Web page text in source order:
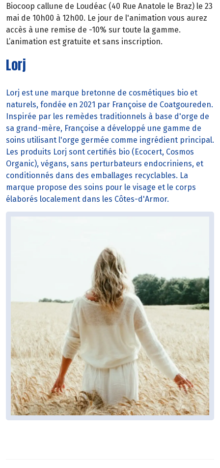
Biocoop callune de Loudéac (40 Rue Anatole le Braz) le 23
mai de 10h00 à 12h00. Le jour de l'animation vous aurez
accès à une remise de -10% sur toute la gamme.
L’animation est gratuite et sans inscription.
Lorj
Lorj est une marque bretonne de cosmétiques bio et
naturels, fondée en 2021 par Françoise de Coatgoureden.
Inspirée par les remèdes traditionnels à base d'orge de
sa grand-mère, Françoise a développé une gamme de
soins utilisant l'orge germée comme ingrédient principal.
Les produits Lorj sont certifiés bio (Ecocert, Cosmos
Organic), végans, sans perturbateurs endocriniens, et
conditionnés dans des emballages recyclables. La
marque propose des soins pour le visage et le corps
élaborés localement dans les Côtes-d'Armor.